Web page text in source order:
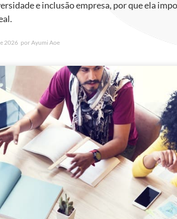
e inclusão empresa, por que ela
2026 porAyumi Aoe